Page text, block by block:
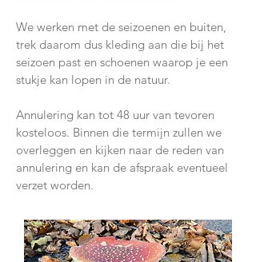
We werken met de seizoenen en buiten,
trek daarom dus kleding aan die bij het
seizoen past en schoenen waarop je een
stukje kan lopen in de natuur.
Annulering kan tot 48 uur van tevoren
kosteloos. Binnen die termijn zullen we
overleggen en kijken naar de reden van
annulering en kan de afspraak eventueel
verzet worden.